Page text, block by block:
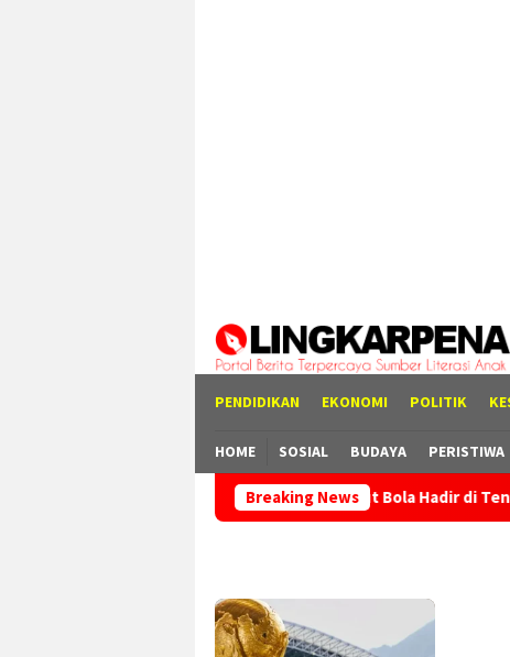
PENDIDIKAN EKONOMI POLITIK
HOME SOSIAL BUDAYA PERISTIWA
Breaking News
Layanan Adminduk Jemput Bola Hadir di Tengah